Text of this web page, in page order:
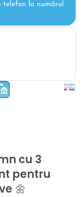
cu 3
pentru
🌼